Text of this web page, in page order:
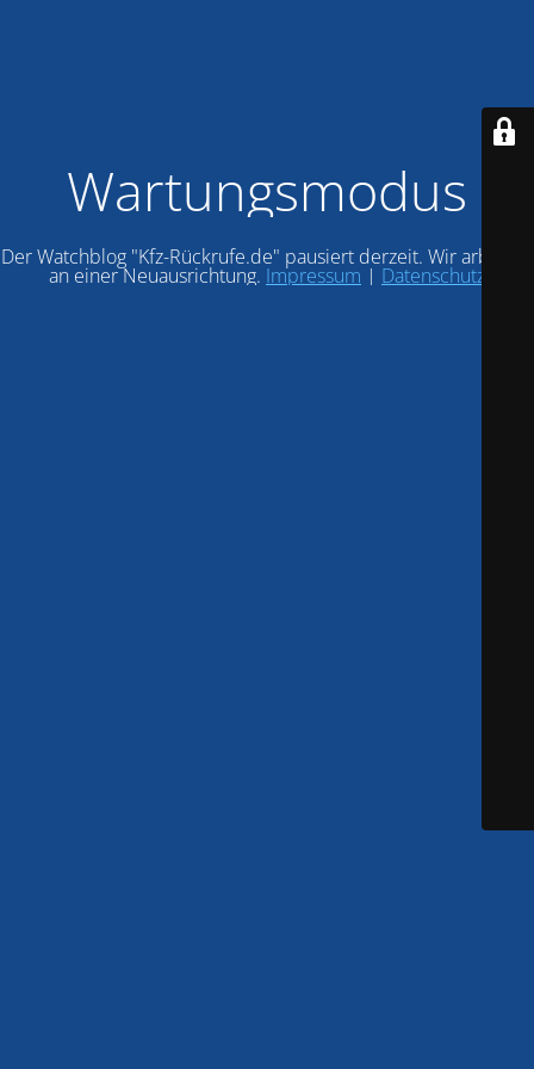
Wartungsmodus
Der Watchblog "Kfz-Rückrufe.de" pausiert derzeit. Wir arbeiten
an einer Neuausrichtung. Impressum | Datenschutz